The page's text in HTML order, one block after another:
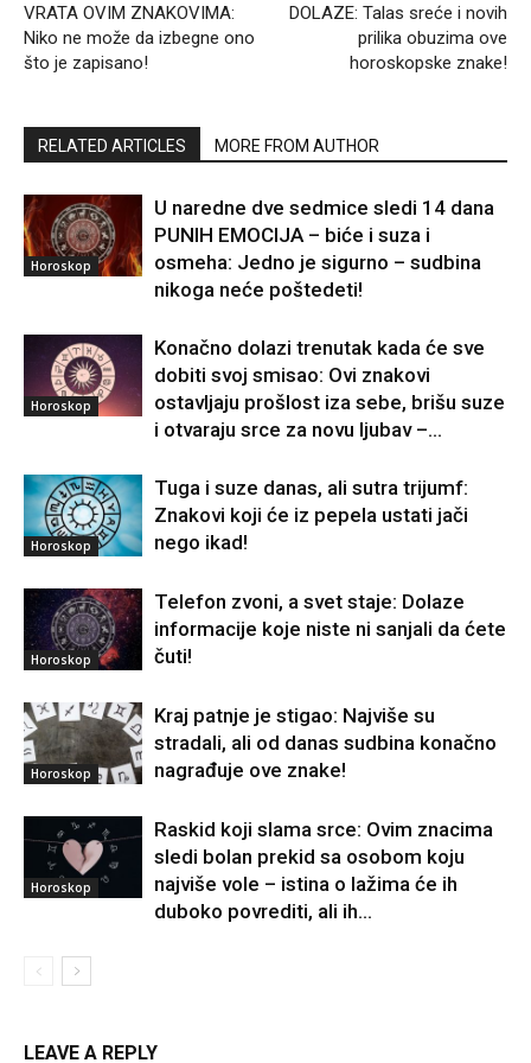
VRATA OVIM ZNAKOVIMA:
Niko ne može da izbegne ono
što je zapisano!
DOLAZE: Talas sreće i novih
prilika obuzima ove
horoskopske znake!
RELATED ARTICLES MORE FROM AUTHOR
Horoskop
U naredne dve sedmice sledi 14 dana
PUNIH EMOCIJA – biće i suza i
osmeha: Jedno je sigurno – sudbina
nikoga neće poštedeti!
Horoskop
Konačno dolazi trenutak kada će sve
dobiti svoj smisao: Ovi znakovi
ostavljaju prošlost iza sebe, brišu suze
i otvaraju srce za novu ljubav –...
Horoskop
Tuga i suze danas, ali sutra trijumf:
Znakovi koji će iz pepela ustati jači
nego ikad!
Horoskop
Telefon zvoni, a svet staje: Dolaze
informacije koje niste ni sanjali da ćete
čuti!
Horoskop
Kraj patnje je stigao: Najviše su
stradali, ali od danas sudbina konačno
nagrađuje ove znake!
Horoskop
Raskid koji slama srce: Ovim znacima
sledi bolan prekid sa osobom koju
najviše vole – istina o lažima će ih
duboko povrediti, ali ih...
LEAVE A REPLY